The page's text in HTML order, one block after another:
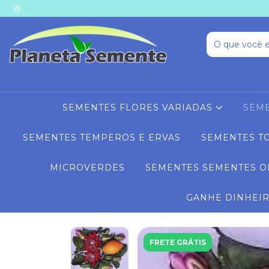
SEMENTES FLORES VARIADAS
SEMENTES TEMPEROS E ERVAS SEMENTES
MICROVERDES SEMENTES SEMENTES
GANHE
FRETE GRÁTIS